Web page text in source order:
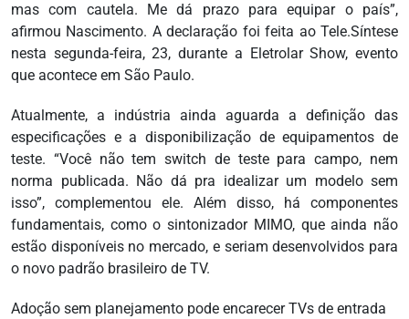
mas com cautela. Me dá prazo para equipar o país”,
afirmou Nascimento. A declaração foi feita ao Tele.Síntese
nesta segunda-feira, 23, durante a Eletrolar Show, evento
que acontece em São Paulo.
Atualmente, a indústria ainda aguarda a definição das
especificações e a disponibilização de equipamentos de
teste. “Você não tem switch de teste para campo, nem
norma publicada. Não dá pra idealizar um modelo sem
isso”, complementou ele. Além disso, há componentes
fundamentais, como o sintonizador MIMO, que ainda não
estão disponíveis no mercado, e seriam desenvolvidos para
o novo padrão brasileiro de TV.
Adoção sem planejamento pode encarecer TVs de entrada